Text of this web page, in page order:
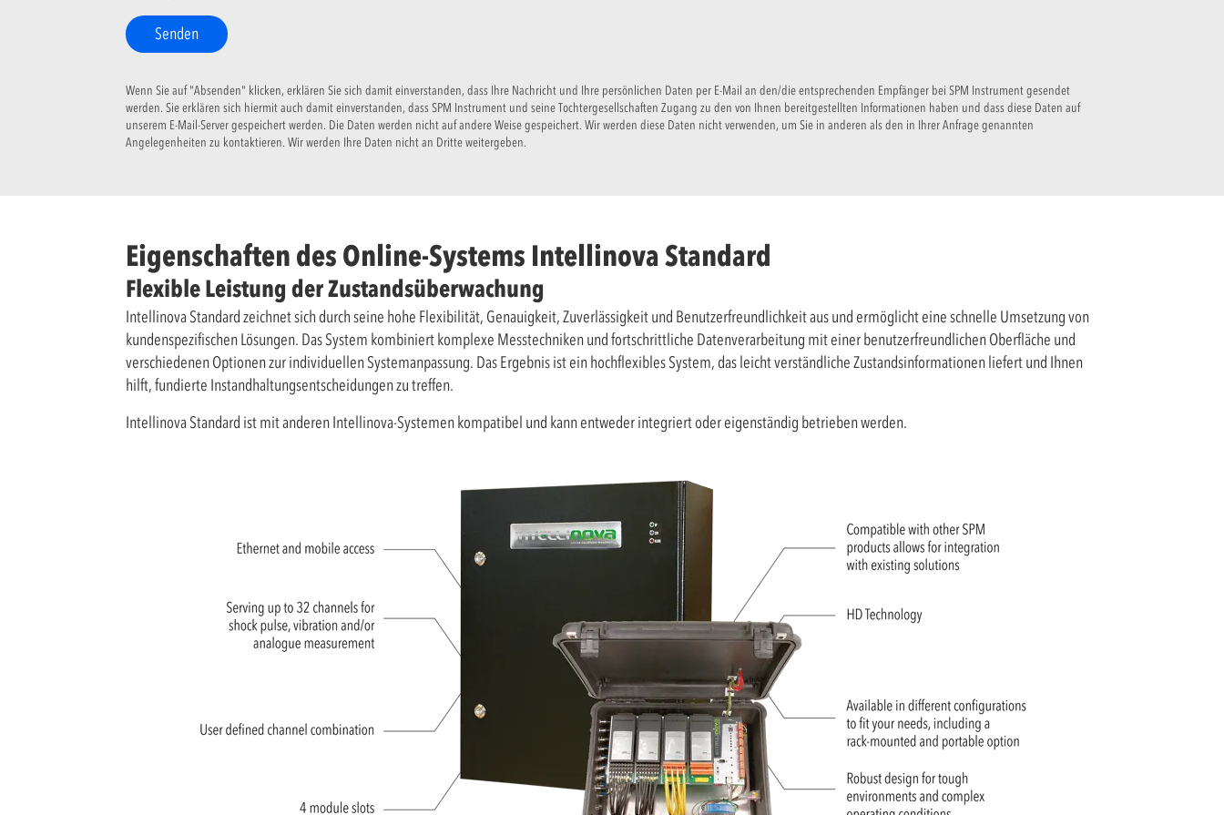
Senden
Wenn Sie auf "Absenden" klicken, erklären Sie sich damit einverstanden, dass Ihre Nachricht und Ihre persönlichen Daten per E-Mail an den/die entsprechenden Empfänger bei SPM Instrument gesendet
werden. Sie erklären sich hiermit auch damit einverstanden, dass SPM Instrument und seine Tochtergesellschaften Zugang zu den von Ihnen bereitgestellten Informationen haben und dass diese Daten auf
unserem E-Mail-Server gespeichert werden. Die Daten werden nicht auf andere Weise gespeichert. Wir werden diese Daten nicht verwenden, um Sie in anderen als den in Ihrer Anfrage genannten
Angelegenheiten zu kontaktieren. Wir werden Ihre Daten nicht an Dritte weitergeben.
Eigenschaften des Online-Systems Intellinova Standard
Flexible Leistung der Zustandsüberwachung
Intellinova Standard zeichnet sich durch seine hohe Flexibilität, Genauigkeit, Zuverlässigkeit und Benutzerfreundlichkeit aus und ermöglicht eine schnelle Umsetzung von
kundenspezifischen Lösungen. Das System kombiniert komplexe Messtechniken und fortschrittliche Datenverarbeitung mit einer benutzerfreundlichen Oberfläche und
verschiedenen Optionen zur individuellen Systemanpassung. Das Ergebnis ist ein hochflexibles System, das leicht verständliche Zustandsinformationen liefert und Ihnen
hilft, fundierte Instandhaltungsentscheidungen zu treffen.
Intellinova Standard ist mit anderen Intellinova-Systemen kompatibel und kann entweder integriert oder eigenständig betrieben werden.